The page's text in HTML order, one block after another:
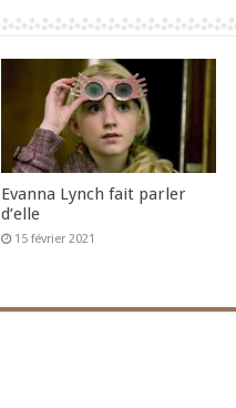
Evanna Lynch fait parler
d’elle
15 février 2021